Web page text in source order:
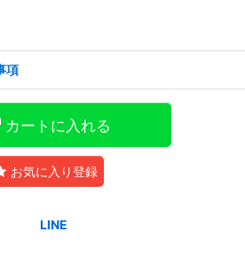
項
カートに入れる
お気に入り登録